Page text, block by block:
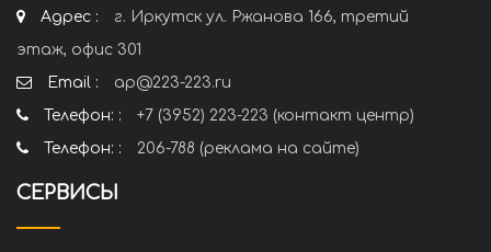
Адрес :
г. Иркутск ул. Ржанова 166, третий
этаж, офис 301
Email :
ap@223-223.ru
Телефон: :
+7 (3952) 223-223 (контакт центр)
Телефон: :
206-788 (реклама на сайте)
СЕРВИСЫ